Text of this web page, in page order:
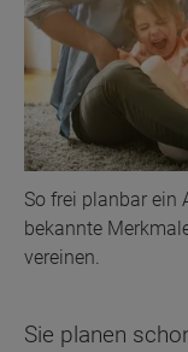
So frei planbar ein
bekannte
vereinen.
Sie planen